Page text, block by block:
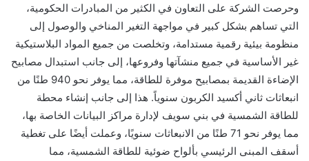
وحرصت الشركة على التعاون في الكثير من المبادرات الحكومية،
التي تساهم بشكل كبير في مواجهة التغير المناخي والوصول إلى
منظومة بيئية رقمية مستدامة، وتخلصت من جميع المواد البلاستيكية
غير الأساسية في جميع منشآتها وفروعها، إلى جانب استبدال مصابيح
الإضاءة القديمة بمصابيح موفرة للطاقة، مما يوفر نحو 940 طنًا من
انبعاثات ثاني أكسيد الكربون سنوياً. هذا إلى جانب إنشاء محطة
للطاقة الشمسية في بني سويف لإدارة مراكز البيانات الخاصة بها،
مما يوفر نحو 71 طنًا من الانبعاثات سنويًا، وعملت أيضًا على تغطية
أسقف المبنى الرئيسي بألواح ضوئية للطاقة الشمسية، مما